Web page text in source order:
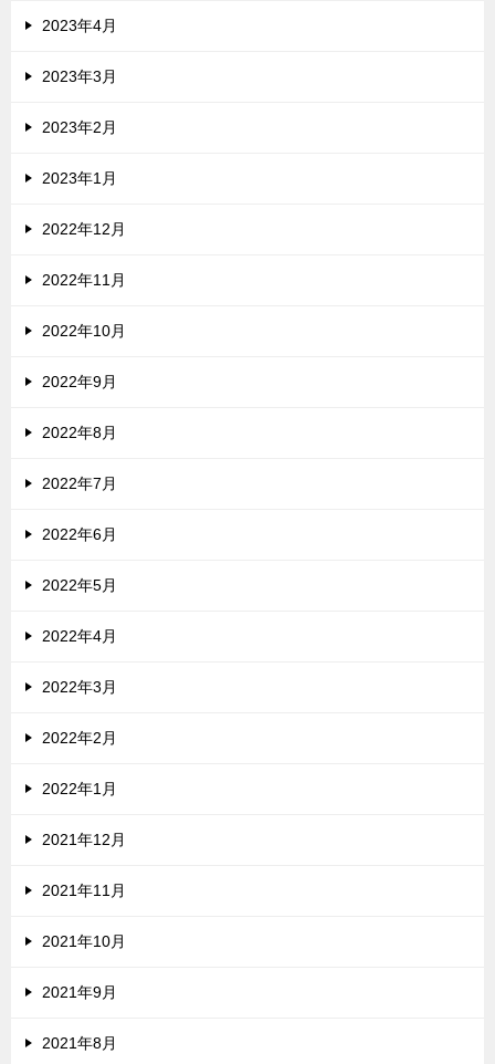
2023年4月
2023年3月
2023年2月
2023年1月
2022年12月
2022年11月
2022年10月
2022年9月
2022年8月
2022年7月
2022年6月
2022年5月
2022年4月
2022年3月
2022年2月
2022年1月
2021年12月
2021年11月
2021年10月
2021年9月
2021年8月